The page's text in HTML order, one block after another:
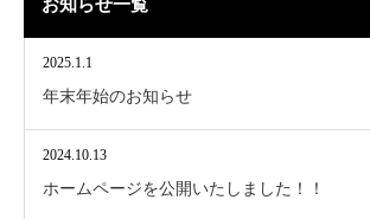
お知らせ一覧
2025.1.1
年末年始のお知らせ
2024.10.13
ホームページを公開いたしました！！